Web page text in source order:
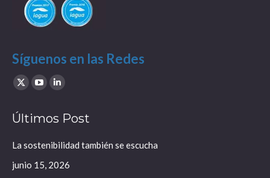
Síguenos en las Redes
Find us on:
X
opens
window
YouTube
opens
window
Linkedin
opens
window
Últimos Post
La sostenibilidad también se escucha
junio 15, 2026